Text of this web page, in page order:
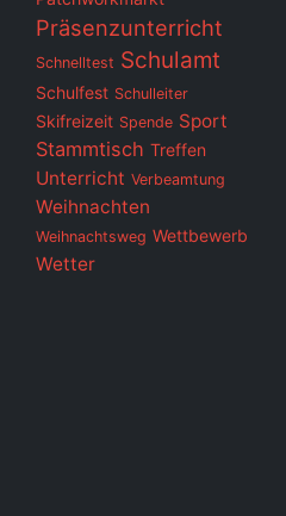
Präsenzunterricht
Schnelltest Schulamt
Schulfest Schulleiter
Skifreizeit Spende Sport
Stammtisch Treffen
Unterricht Verbeamtung
Weihnachten
Weihnachtsweg Wettbewerb
Wetter